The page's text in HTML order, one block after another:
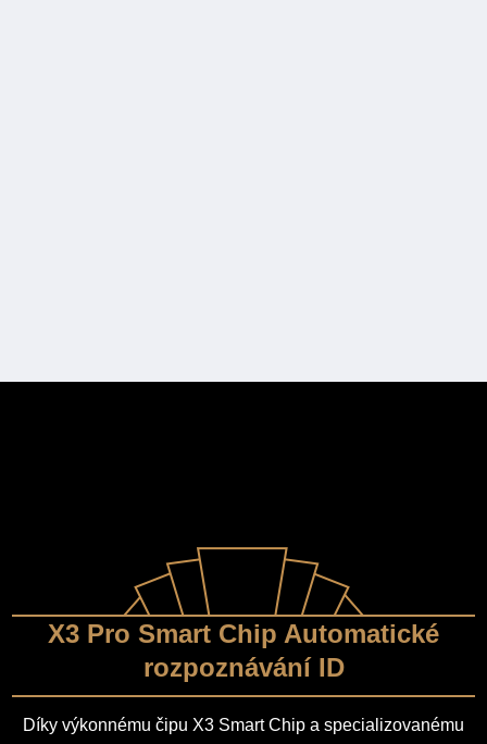
X3 Pro Smart Chip Automatické
rozpoznávání ID
Díky výkonnému čipu X3 Smart Chip a specializovanému